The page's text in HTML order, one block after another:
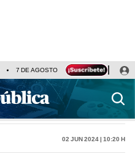
7 DE AGOSTO TINKA RESULTADOS
02 Jun 2024 | 10:20 h